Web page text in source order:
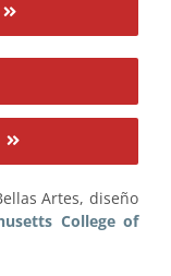
Artes, diseño
College of